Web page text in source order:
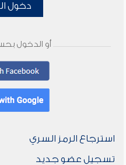
دخول
أو الدخول
استرجاع الرمز السري
تسجيل عضو جديد